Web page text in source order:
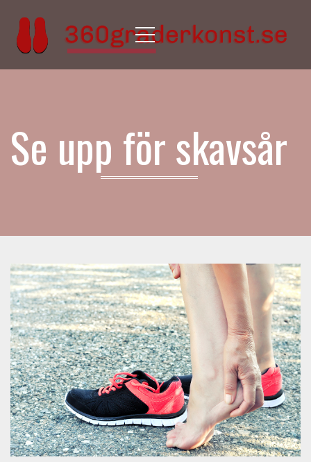
Menu
Se upp för skavsår